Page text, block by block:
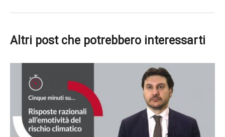
Altri post che potrebbero interessarti